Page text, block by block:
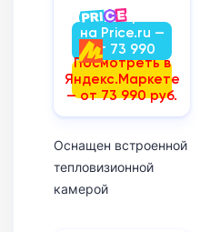
Посмотреть
на Price.ru —
от 73 990
руб.
Посмотреть в
Яндекс.Маркете
— от 73 990 руб.
Оснащен встроенной
тепловизионной
камерой